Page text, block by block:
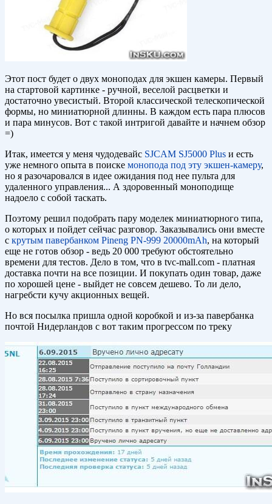
Этот пост будет о двух моноподах для экшен камеры. Первый
на стартовой картинке - ручной, веселой расцветки и
достаточно увесистый. Второй классической телескопической
формы, но миниатюрной длинны. В каждом есть пара плюсов
и пара минусов. Вот с такой интригой давайте и начнем обзор
=)
Итак, имеется у меня чудодевайс SJCAM SJ5000 Plus и есть
уже немного опыта в поиске монопода под эту экшен-камеру,
но я разочаровался в идее ожидания под нее пульта для
удаленного управления... А здоровенный моноподище
надоело с собой таскать.
Поэтому решил подобрать пару моделек миниатюрного типа,
о которых и пойдет сейчас разговор. Заказывались они вместе
с крутым павербанком Pineng PN-999 20000mAh, на который
еще не готов обзор - ведь 20 000 требуют обстоятельно
времени для тестов. Дело в том, что в tvc-mall.com - платная
доставка почти на все позиции. И покупать один товар, даже
по хорошей цене - выйдет не совсем дешево. То ли дело,
нагребсти кучу акционных вещей.
Но вся посылка пришла одной коробкой и из-за павербанка
почтой Нидерландов с вот таким прогрессом по треку